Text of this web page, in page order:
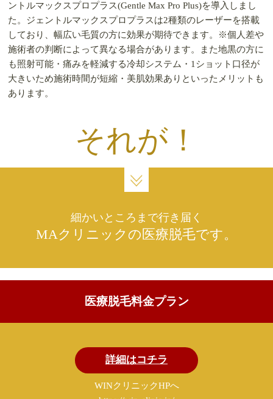
ントルマックスプロプラス(Gentle Max Pro Plus)を導入しまし
た。 ジェントルマックスプロプラスは2種類のレーザーを搭載
しており、幅広い毛質の方に効果が期待できます。 ※個人差や
施術者の判断によって異なる場合があります。
また地黒の方に
も照射可能・痛みを軽減する冷却システム・1ショット口径が
大きいため施術時間が短縮・美肌効果ありといったメリットも
あります。
それが！
細かいところまで行き届く
MAクリニックの医療脱毛です。
医療脱毛料金プラン
詳細はコチラ
WINクリニックHPへ